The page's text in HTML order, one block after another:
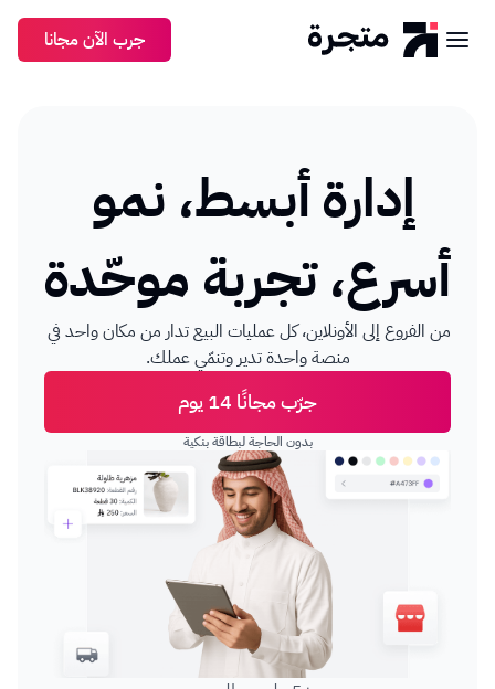
جرب الآن مجانا
إدارةأبسط، نمو
أسرع،تجربة موحّدة
منصة واحدة تدير وتنمّي عملك.
جرّب مجانًا 14 يوم
بدون الحاجة لبطاقة بنكية